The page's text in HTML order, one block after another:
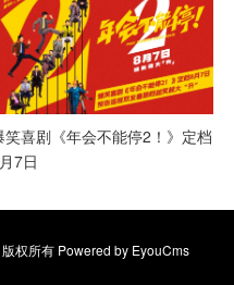
笑喜剧《年会不能停2！》定档
7日
权所有 Powered by EyouCms